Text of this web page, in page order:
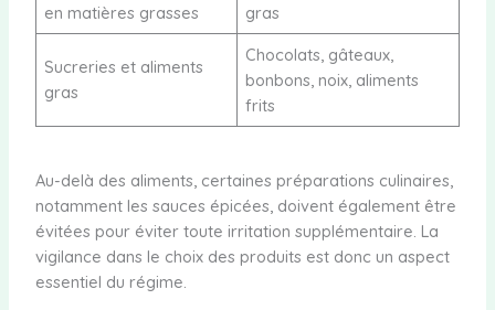
en matières grasses
gras
Sucreries et aliments
gras
Chocolats, gâteaux,
bonbons, noix, aliments
frits
Au-delà des aliments, certaines préparations culinaires,
notamment les sauces épicées, doivent également être
évitées pour éviter toute irritation supplémentaire. La
vigilance dans le choix des produits est donc un aspect
essentiel du régime.